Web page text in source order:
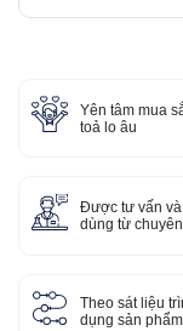
Yên tâm mua
toả lo âu
Được tư vấn và
dùng từ
Theo sát liệu
dụng sản phẩm